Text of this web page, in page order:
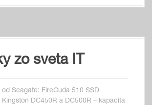
zo sveta IT
od Seagate: FireCuda 510 SSD
Kingston DC450R a DC500R – kapacita